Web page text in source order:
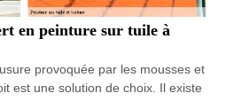
en peinture sur tuile à
provoquée par les mousses et
est une solution de choix. Il existe